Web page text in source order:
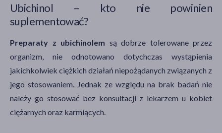
Ubichinol – kto nie powinien
suplementować?
Preparaty z ubichinolem są dobrze tolerowane przez
organizm, nie odnotowano dotychczas wystąpienia
jakichkolwiek ciężkich działań niepożądanych związanych z
jego stosowaniem. Jednak ze względu na brak badań nie
należy go stosować bez konsultacji z lekarzem u kobiet
ciężarnych oraz karmiących.